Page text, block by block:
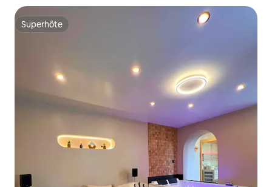
Superhôte
Superhôte